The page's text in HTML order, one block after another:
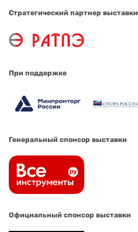
Стратегический партнер выставки
При поддержке
Генеральный спонсор выставки
Официальный спонсор выставки